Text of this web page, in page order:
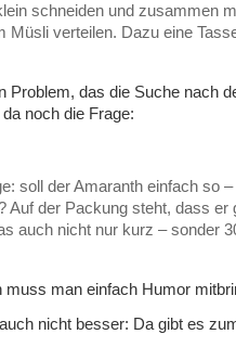
schneiden und zusammen
Müsli verteilen. Dazu eine
Problem, das die Suche nach
noch die Frage:
soll der Amaranth einfach so –
Auf der Packung steht, dass er
auch nicht nur kurz – sonder
muss man einfach Humor
nicht besser: Da gibt es